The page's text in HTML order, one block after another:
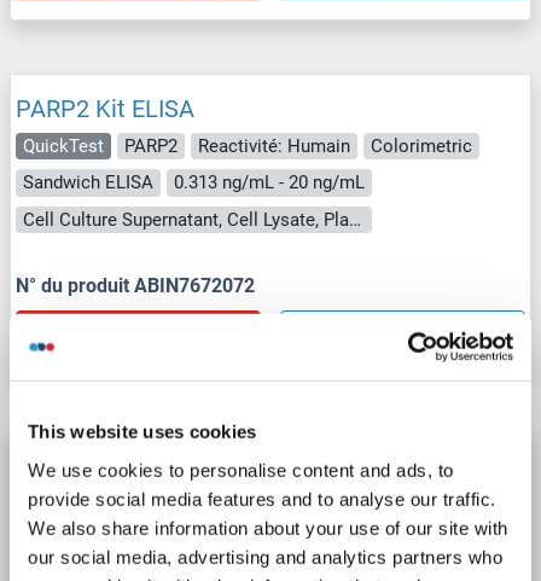
This website uses cookies
We use cookies to personalise content and ads, to
provide social media features and to analyse our traffic.
We also share information about your use of our site with
our social media, advertising and analytics partners who
PARP2 Kit ELISA
QuickTest PARP2 Reactivité: Humain
Colorimetric
Sandwich ELISA
0.313 ng/mL - 20 ng/mL
Cell Culture Supernatant, Cell Lysate, Plasma, Serum, Tissue Lysate
N° du produit ABIN7672072
Détails
PARP2 Kit ELISA
PARP2 Reactivité: Souris Colorimetric
Sandwich ELISA
0.625 ng/mL - 40 ng/mL
Cell Lysate, Tissue Homogenate